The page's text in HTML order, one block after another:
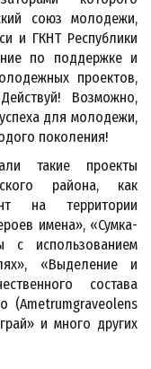
союз молодежи,
и ГКНТ Республики
по поддержке и
проектов,
Возможно,
для молодежи,
поколения!
такие проекты
района, как
на территории
имена», «Сумка-
с использованием
«Выделение и
состава
(Ametrumgraveolens
и много других